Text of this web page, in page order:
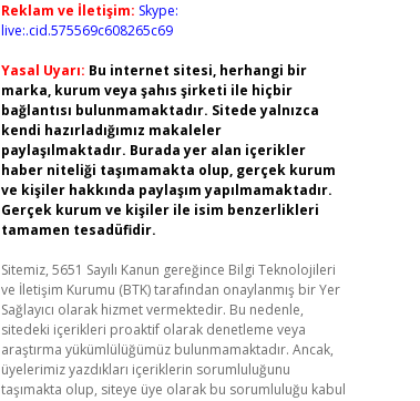
Reklam ve İletişim: Skype:
live:.cid.575569c608265c69
Yasal Uyarı: Bu internet sitesi, herhangi bir
marka, kurum veya şahıs şirketi ile hiçbir
bağlantısı bulunmamaktadır. Sitede yalnızca
kendi hazırladığımız makaleler
paylaşılmaktadır. Burada yer alan içerikler
haber niteliği taşımamakta olup, gerçek kurum
ve kişiler hakkında paylaşım yapılmamaktadır.
Gerçek kurum ve kişiler ile isim benzerlikleri
tamamen tesadüfidir.
Sitemiz, 5651 Sayılı Kanun gereğince Bilgi Teknolojileri
ve İletişim Kurumu (BTK) tarafından onaylanmış bir Yer
Sağlayıcı olarak hizmet vermektedir. Bu nedenle,
sitedeki içerikleri proaktif olarak denetleme veya
araştırma yükümlülüğümüz bulunmamaktadır. Ancak,
üyelerimiz yazdıkları içeriklerin sorumluluğunu
taşımakta olup, siteye üye olarak bu sorumluluğu kabul